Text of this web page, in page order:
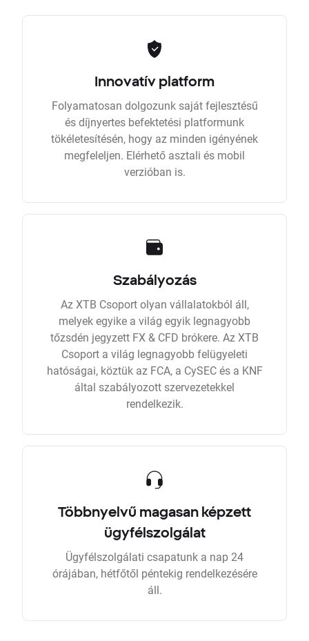
Innovatív platform
Folyamatosan dolgozunk saját fejlesztésű
és díjnyertes befektetési platformunk
tökéletesítésén, hogy az minden igényének
megfeleljen. Elérhető asztali és mobil
verzióban is.
Szabályozás
Az XTB Csoport olyan vállalatokból áll,
melyek egyike a világ egyik legnagyobb
tőzsdén jegyzett FX & CFD brókere. Az XTB
Csoport a világ legnagyobb felügyeleti
hatóságai, köztük az FCA, a CySEC és a KNF
által szabályozott szervezetekkel
rendelkezik.
Többnyelvű magasan képzett
ügyfélszolgálat
Ügyfélszolgálati csapatunk a nap 24
órájában, hétfőtől péntekig rendelkezésére
áll.